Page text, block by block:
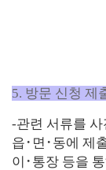
5. 방문 신청 제
-관련 서류를
읍 ･ 면 ･ 동에 제
이 ･ 통장 등을